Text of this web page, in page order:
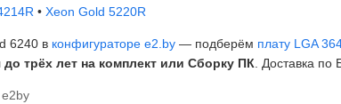
• Xeon Gold 5220R
6240 в конфигураторе e2.by — подберём плату LGA
до трёх лет на комплект или Сборку ПК. Доставка по
e2by